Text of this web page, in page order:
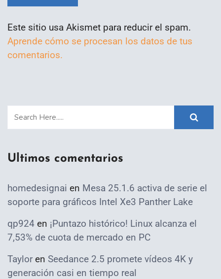
Este sitio usa Akismet para reducir el spam.
Aprende cómo se procesan los datos de tus
comentarios.
Ultimos comentarios
homedesignai en Mesa 25.1.6 activa de serie el
soporte para gráficos Intel Xe3 Panther Lake
qp924 en ¡Puntazo histórico! Linux alcanza el
7,53% de cuota de mercado en PC
Taylor en Seedance 2.5 promete vídeos 4K y
generación casi en tiempo real